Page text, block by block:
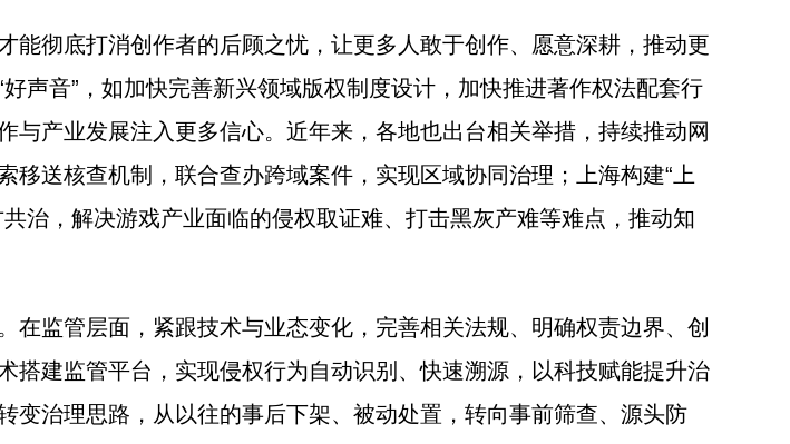
彻底打消创作者的后顾之忧，让更多人敢于创作、愿意深耕，推动更
声音”，如加快完善新兴领域版权制度设计，加快推进著作权法配套行
产业发展注入更多信心。近年来，各地也出台相关举措，持续推动网
送核查机制，联合查办跨域案件，实现区域协同治理；上海构建“上
治，解决游戏产业面临的侵权取证难、打击黑灰产难等难点，推动知
监管层面，紧跟技术与业态变化，完善相关法规、明确权责边界、创
建监管平台，实现侵权行为自动识别、快速溯源，以科技赋能提升治
治理思路，从以往的事后下架、被动处置，转向事前筛查、源头防